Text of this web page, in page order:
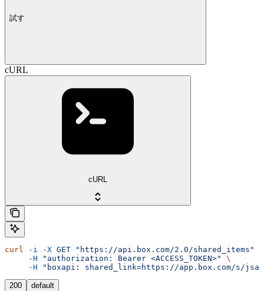
試す
cURL
cURL
curl -i -X GET "https://api.box.com/2.0/shared_items"
     -H
"authorization: Bearer <ACCESS_TOKEN>"
\
     -H
"boxapi: shared_link=https://app.box.com/s/
200 default